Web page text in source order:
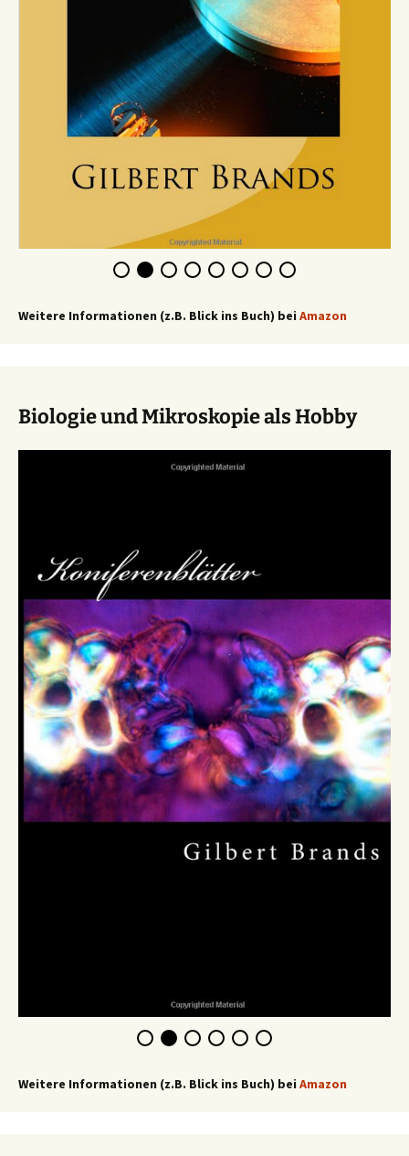
Weitere Informationen (z.B. Blick ins Buch) bei Amazon
Biologie und Mikroskopie als Hobby
Weitere Informationen (z.B. Blick ins Buch) bei Amazon